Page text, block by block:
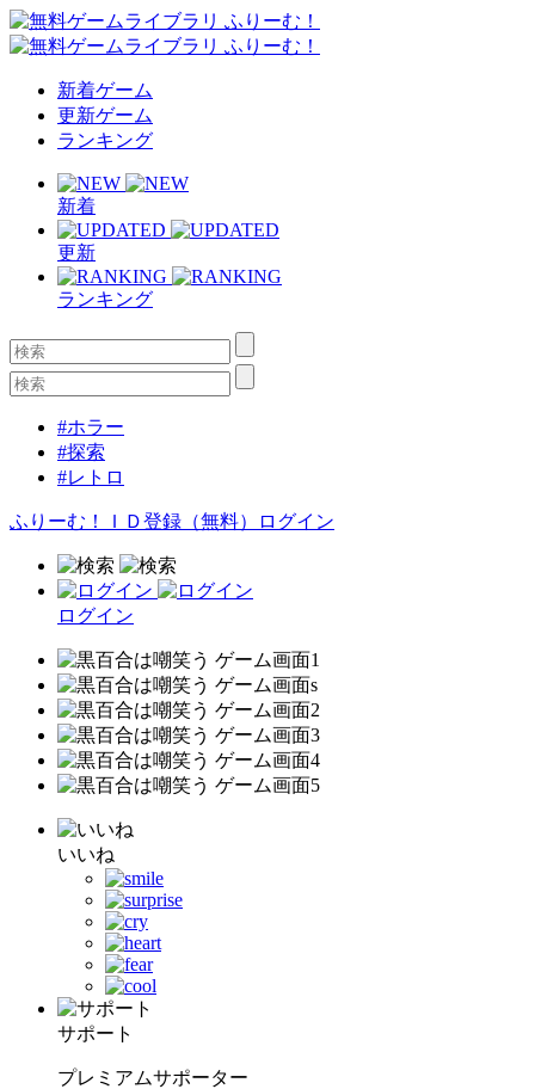
新着ゲーム
更新ゲーム
ランキング
新着
更新
ランキング
#ホラー
#探索
#レトロ
ふりーむ！ＩＤ登録（無料） ログイン
ログイン
いいね
サポート
プレミアムサポーター